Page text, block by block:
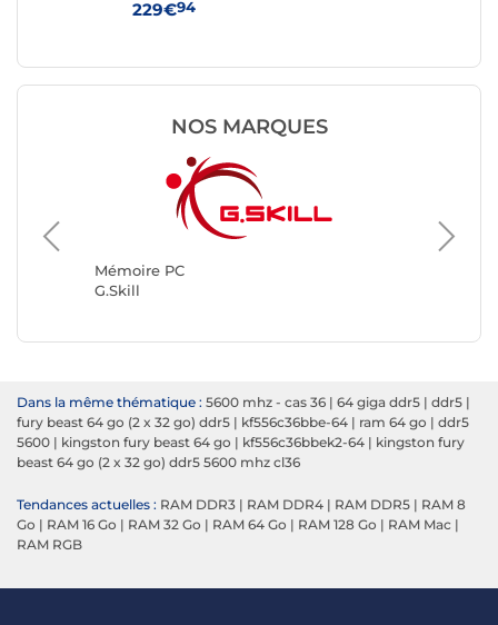
229€94
NOS MARQUES
Mémoire PC
G.Skill
Dans la même thématique : 5600 mhz - cas 36 | 64 giga ddr5 | ddr5 |
fury beast 64 go (2 x 32 go) ddr5 | kf556c36bbe-64 | ram 64 go | ddr5
5600 | kingston fury beast 64 go | kf556c36bbek2-64 | kingston fury
beast 64 go (2 x 32 go) ddr5 5600 mhz cl36
Tendances actuelles : RAM DDR3 | RAM DDR4 | RAM DDR5 | RAM 8
Go | RAM 16 Go | RAM 32 Go | RAM 64 Go | RAM 128 Go | RAM Mac |
RAM RGB